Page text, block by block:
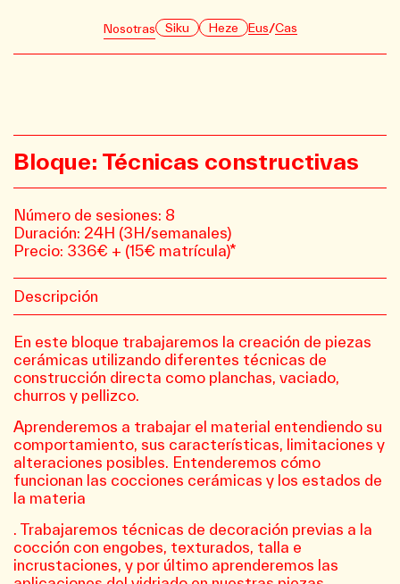
Nosotras Siku Heze Eus/Cas
Bloque: Técnicas constructivas
Número de sesiones: 8
Duración: 24H (3H/semanales)
Precio: 336€ + (15€ matrícula)*
Descripción
En este bloque trabajaremos la creación de piezas
cerámicas utilizando diferentes técnicas de
construcción directa como planchas, vaciado,
churros y pellizco.
Aprenderemos a trabajar el material entendiendo su
comportamiento, sus características, limitaciones y
alteraciones posibles. Entenderemos cómo
funcionan las cocciones cerámicas y los estados de
la materia
. Trabajaremos técnicas de decoración previas a la
cocción con engobes, texturados, talla e
incrustaciones, y por último aprenderemos las